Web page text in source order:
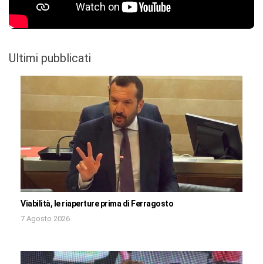
Ultimi pubblicati
Viabilità, le riaperture prima di Ferragosto
7 Agosto 2026